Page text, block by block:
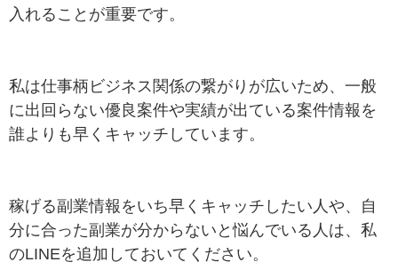
入れることが重要です。
私は仕事柄ビジネス関係の繋がりが広いため、一般
に出回らない優良案件や実績が出ている案件情報を
誰よりも早くキャッチしています。
稼げる副業情報をいち早くキャッチしたい人や、自
分に合った副業が分からないと悩んでいる人は、私
のLINEを追加しておいてください。